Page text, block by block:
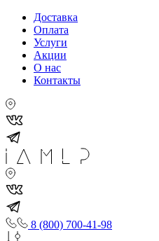
Доставка
Оплата
Услуги
Акции
О нас
Контакты
8 (800) 700-41-98